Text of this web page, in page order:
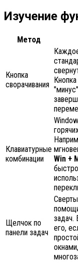
Изучение
Метод
Кнопка
сворачивания
Клавиатурные
комбинации
Win +
Щелчок по
панели задач
задач.
его,